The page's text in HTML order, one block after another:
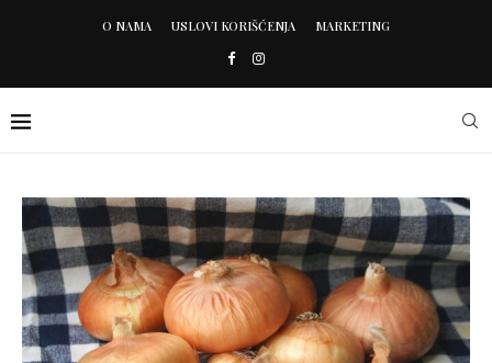
O NAMA USLOVI KORIŠĆENJA MARKETING